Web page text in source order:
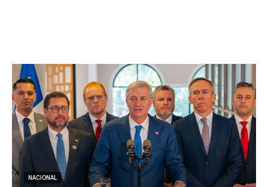
NACIONAL